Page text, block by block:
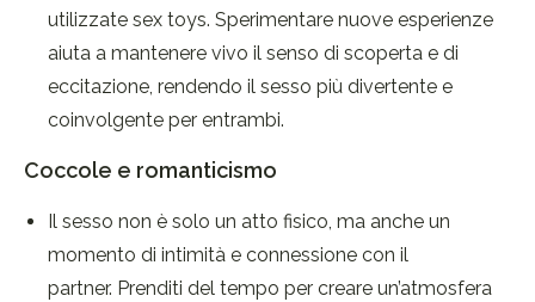
utilizzate sex toys. Sperimentare nuove esperienze
aiuta a mantenere vivo il senso di scoperta e di
eccitazione, rendendo il sesso più divertente e
coinvolgente per entrambi.
Coccole e romanticismo
Il sesso non è solo un atto fisico, ma anche un
momento di intimità e connessione con il
partner. Prenditi del tempo per creare un’atmosfera